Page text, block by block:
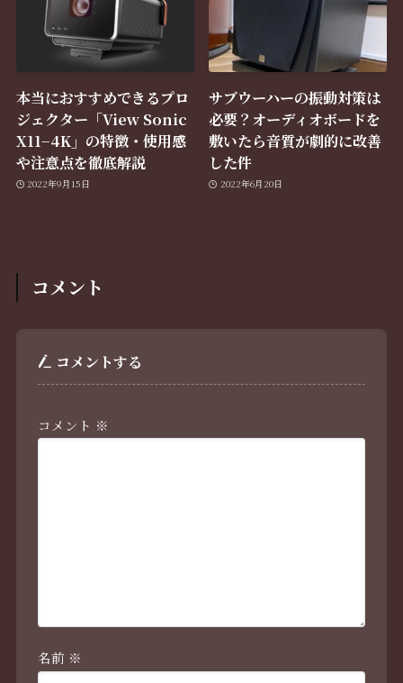
本当におすすめできるプロ
ジェクター「View Sonic
X11−4K」の特徴・使用感
や注意点を徹底解説
2022年9月15日
サブウーハーの振動対策は
必要？オーディオボードを
敷いたら音質が劇的に改善
した件
2022年6月20日
コメント
コメントする
コメント ※
名前 ※